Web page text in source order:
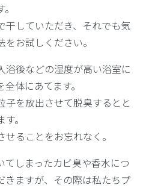
干していただき、それでも気
お試しください。
浴後などの湿度が高い浴室に
体にあてます。
子を放出させて脱臭するとと
。
ることをお忘れなく。
てしまったカビ臭や香水につ
きますが、その際は私たちプ